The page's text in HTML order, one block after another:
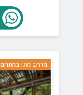
מרחב מוגן במתחם